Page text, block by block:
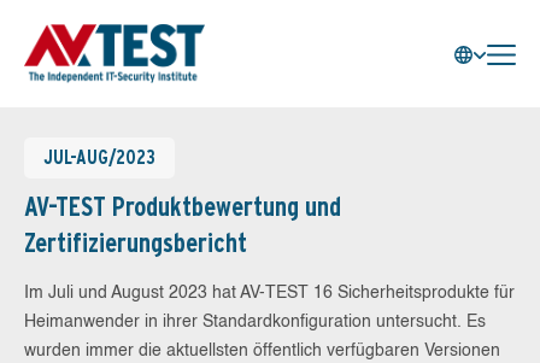
JUL-AUG/2023
AV-TEST Produktbewertung und
Zertifizierungsbericht
Im Juli und August 2023 hat AV-TEST 16 Sicherheitsprodukte für
Heimanwender in ihrer Standardkonfiguration untersucht. Es
wurden immer die aktuellsten öffentlich verfügbaren Versionen